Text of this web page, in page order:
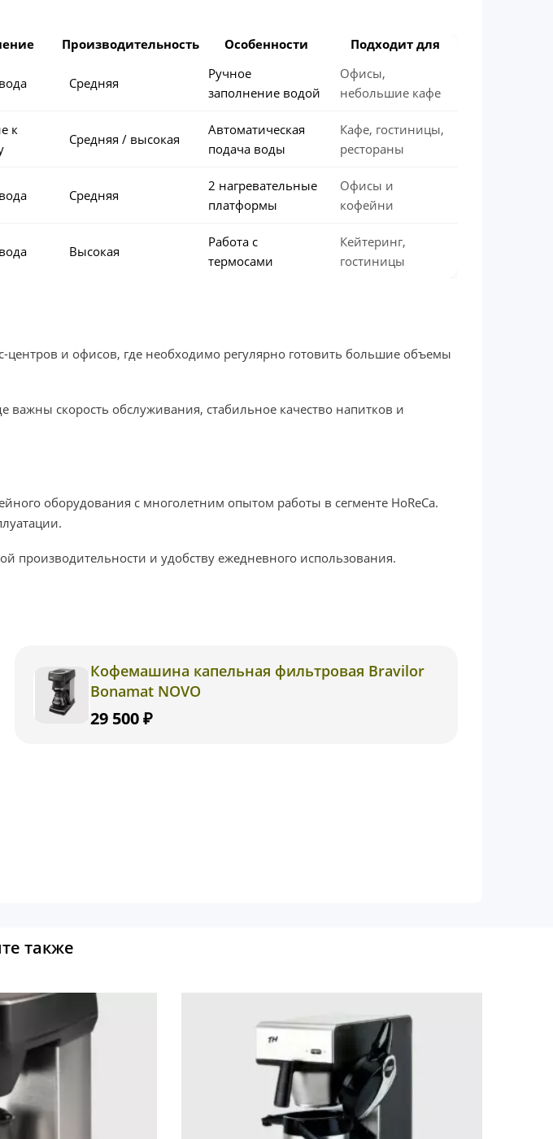
Производительность Особенности Подходит для
Средняя
Ручное
заполнение водой
Офисы,
небольшие кафе
к
Средняя / высокая
Автоматическая
подача воды
Кафе, гостиницы,
рестораны
Средняя
2 нагревательные
платформы
Офисы и
кофейни
Высокая
Работа с
термосами
Кейтеринг,
гостиницы
центров и офисов, где необходимо регулярно готовить большие объемы
скорость обслуживания, стабильное качество напитков и
оборудования с многолетним опытом работы в сегменте HoReCa.
производительности и удобству ежедневного использования.
Кофемашина капельная фильтровая Bravilor
Bonamat NOVO
29 500 ₽
также